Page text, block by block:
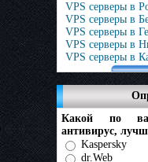
VPS серверы в
VPS серверы в
VPS серверы в
VPS серверы в
VPS серверы в
Какой по
антивирус,
Kaspersky
dr.Web